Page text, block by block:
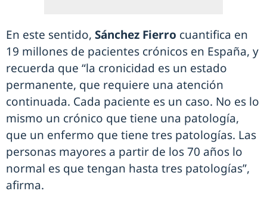
En este sentido, Sánchez Fierro cuantifica en
19 millones de pacientes crónicos en España, y
recuerda que “la cronicidad es un estado
permanente, que requiere una atención
continuada. Cada paciente es un caso. No es lo
mismo un crónico que tiene una patología,
que un enfermo que tiene tres patologías. Las
personas mayores a partir de los 70 años lo
normal es que tengan hasta tres patologías”,
afirma.